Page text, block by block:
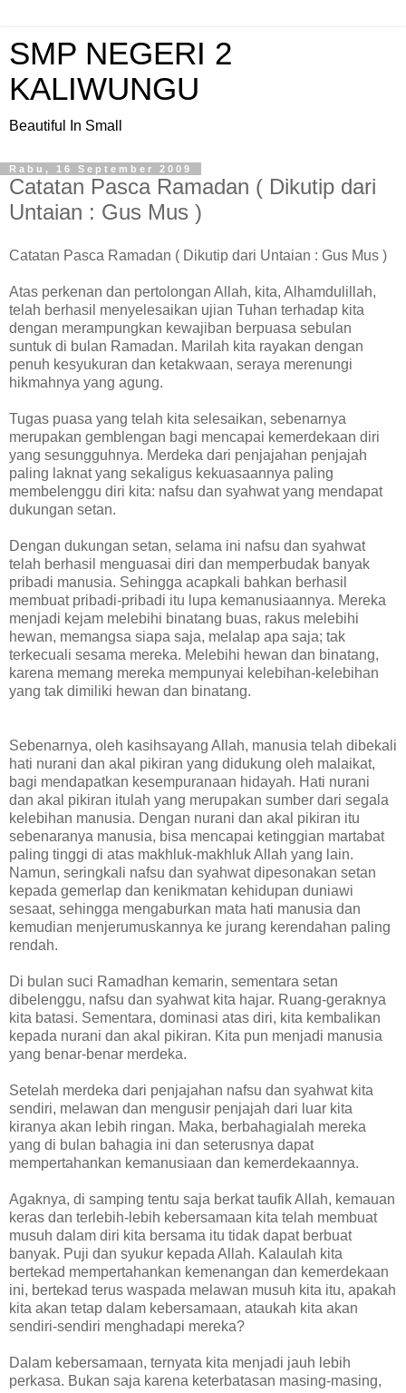
SMP NEGERI 2
KALIWUNGU
Beautiful In Small
Rabu, 16 September 2009
Catatan Pasca Ramadan ( Dikutip dari
Untaian : Gus Mus )
Catatan Pasca Ramadan ( Dikutip dari Untaian : Gus Mus )
Atas perkenan dan pertolongan Allah, kita, Alhamdulillah,
telah berhasil menyelesaikan ujian Tuhan terhadap kita
dengan merampungkan kewajiban berpuasa sebulan
suntuk di bulan Ramadan. Marilah kita rayakan dengan
penuh kesyukuran dan ketakwaan, seraya merenungi
hikmahnya yang agung.
Tugas puasa yang telah kita selesaikan, sebenarnya
merupakan gemblengan bagi mencapai kemerdekaan diri
yang sesungguhnya. Merdeka dari penjajahan penjajah
paling laknat yang sekaligus kekuasaannya paling
membelenggu diri kita: nafsu dan syahwat yang mendapat
dukungan setan.
Dengan dukungan setan, selama ini nafsu dan syahwat
telah berhasil menguasai diri dan memperbudak banyak
pribadi manusia. Sehingga acapkali bahkan berhasil
membuat pribadi-pribadi itu lupa kemanusiaannya. Mereka
menjadi kejam melebihi binatang buas, rakus melebihi
hewan, memangsa siapa saja, melalap apa saja; tak
terkecuali sesama mereka. Melebihi hewan dan binatang,
karena memang mereka mempunyai kelebihan-kelebihan
yang tak dimiliki hewan dan binatang.
Sebenarnya, oleh kasihsayang Allah, manusia telah dibekali
hati nurani dan akal pikiran yang didukung oleh malaikat,
bagi mendapatkan kesempuranaan hidayah. Hati nurani
dan akal pikiran itulah yang merupakan sumber dari segala
kelebihan manusia. Dengan nurani dan akal pikiran itu
sebenaranya manusia, bisa mencapai ketinggian martabat
paling tinggi di atas makhluk-makhluk Allah yang lain.
Namun, seringkali nafsu dan syahwat dipesonakan setan
kepada gemerlap dan kenikmatan kehidupan duniawi
sesaat, sehingga mengaburkan mata hati manusia dan
kemudian menjerumuskannya ke jurang kerendahan paling
rendah.
Di bulan suci Ramadhan kemarin, sementara setan
dibelenggu, nafsu dan syahwat kita hajar. Ruang-geraknya
kita batasi. Sementara, dominasi atas diri, kita kembalikan
kepada nurani dan akal pikiran. Kita pun menjadi manusia
yang benar-benar merdeka.
Setelah merdeka dari penjajahan nafsu dan syahwat kita
sendiri, melawan dan mengusir penjajah dari luar kita
kiranya akan lebih ringan. Maka, berbahagialah mereka
yang di bulan bahagia ini dan seterusnya dapat
mempertahankan kemanusiaan dan kemerdekaannya.
Agaknya, di samping tentu saja berkat taufik Allah, kemauan
keras dan terlebih-lebih kebersamaan kita telah membuat
musuh dalam diri kita bersama itu tidak dapat berbuat
banyak. Puji dan syukur kepada Allah. Kalaulah kita
bertekad mempertahankan kemenangan dan kemerdekaan
ini, bertekad terus waspada melawan musuh kita itu, apakah
kita akan tetap dalam kebersamaan, ataukah kita akan
sendiri-sendiri menghadapi mereka?
Dalam kebersamaan, ternyata kita menjadi jauh lebih
perkasa. Bukan saja karena keterbatasan masing-masing,